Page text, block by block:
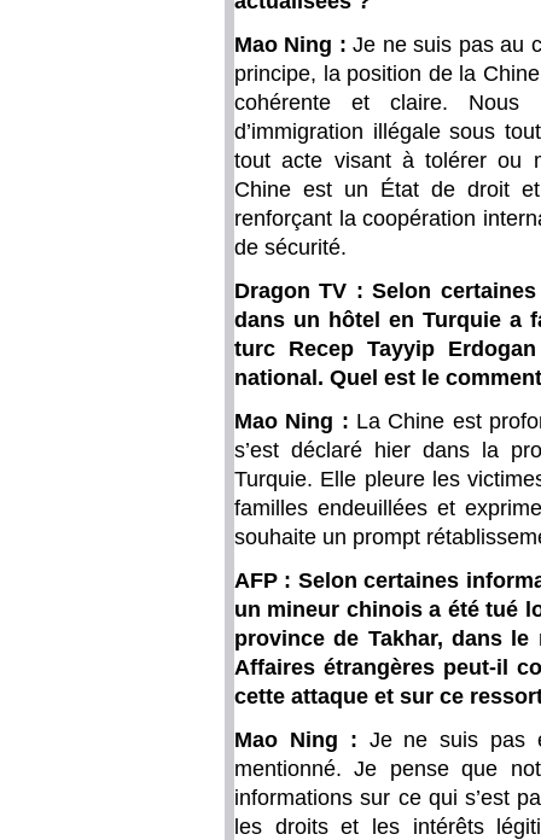
Mao Ning :Je ne suis pas au
principe, la position de la
cohérente et claire. Nous
d’immigration illégale sous
tout acte visant à tolérer ou
Chine est un État de droit
renforçant la coopération
de sécurité.
Dragon TV : Selon
dans un hôtel en Turquie a
turc Recep Tayyip
national. Quel est le
Mao Ning : La Chine est
s’est déclaré hier dans la
Turquie. Elle pleure les
familles endeuillées et
souhaite un prompt
AFP : Selon certaines
un mineur chinois a été tué
province de Takhar, dans
Affaires étrangères peut-il
cette attaque et sur ce
Mao Ning : Je ne suis pas
mentionné. Je pense que
informations sur ce qui s’est
les droits et les intérêts